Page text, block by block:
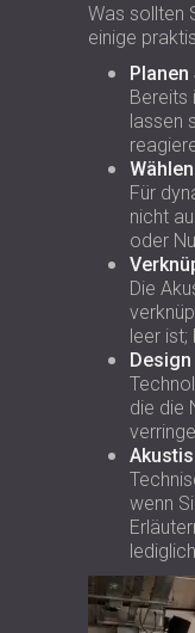
Was sollten
einige
Bereits
lassen
Für
nicht
oder
Die
leer ist;
die die
wenn